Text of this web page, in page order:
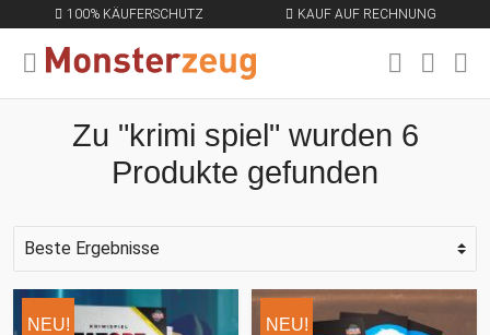
100% KÄUFERSCHUTZ KAUF AUF RECHNUNG
MENÜ SCHLIESSEN
Zu "krimi spiel" wurden 6
Produkte gefunden
NEU! NEU!